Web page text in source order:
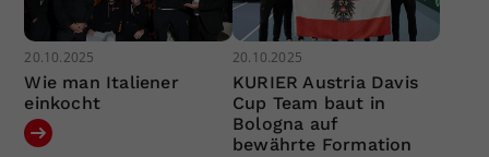
20.10.2025
Wie man Italiener
einkocht
20.10.2025
KURIER Austria Davis
Cup Team baut in
Bologna auf
bewährte Formation